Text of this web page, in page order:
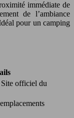
immédiate de
de l’ambiance
pour un camping
officiel du